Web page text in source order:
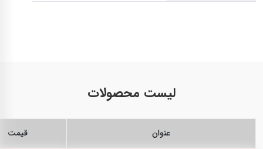
لیست محصولات
عنوان قیمت